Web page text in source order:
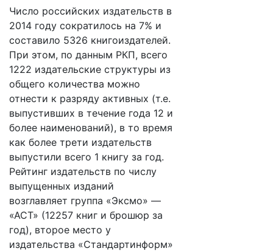
Число российских издательств в
2014 году сократилось на 7% и
составило 5326 книгоиздателей.
При этом, по данным РКП, всего
1222 издательские структуры из
общего количества можно
отнести к разряду активных (т.е.
выпустивших в течение года 12 и
более наименований), в то время
как более трети издательств
выпустили всего 1 книгу за год.
Рейтинг издательств по числу
выпущенных изданий
возглавляет группа «Эксмо» —
«АСТ» (12257 книг и брошюр за
год), второе место у
издательства «Стандартинформ»